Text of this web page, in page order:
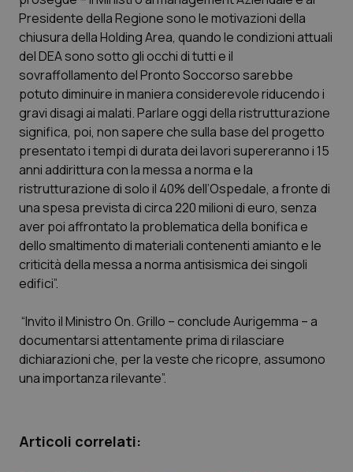
Lazio
Liguria
Lombardia
Marche
Molise
Piemonte
Provincia Autonoma di Bolzano
Provincia Autonoma di Trento
Puglia
Sicilia
Diabete & glucometri
Disturbi dell’umore
Dolore
Donna & Salute
Epatiti
HIV
Infezioni & Febbre
Ipertensione & Scompenso
Malattie rare
Neuroscienze & patologie neurodegenerative
Presidente della Regione sono le motivazioni della
chiusura della Holding Area, quando le condizioni attuali
del DEA sono sotto gli occhi di tutti e il
sovraffollamento del Pronto Soccorso sarebbe
potuto diminuire in maniera considerevole riducendo i
gravi disagi ai malati. Parlare oggi della ristrutturazione
significa, poi, non sapere che sulla base del progetto
presentato i tempi di durata dei lavori supereranno i 15
anni addirittura con la messa a norma e la
ristrutturazione di solo il 40% dell’Ospedale, a fronte di
una spesa prevista di circa 220 milioni di euro, senza
aver poi affrontato la problematica della bonifica e
dello smaltimento di materiali contenenti amianto e le
criticità della messa a norma antisismica dei singoli
edifici”.
“Invito il Ministro On. Grillo – conclude Aurigemma – a
documentarsi attentamente prima di rilasciare
dichiarazioni che, per la veste che ricopre, assumono
una importanza rilevante”.
Articoli correlati: